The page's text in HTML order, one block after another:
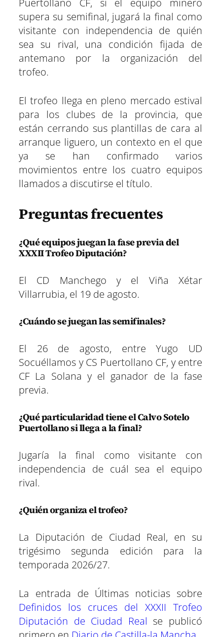
supera su semifinal, jugará la final como
visitante con independencia de quién
sea su rival, una condición fijada de
antemano por la organización del
trofeo.
El trofeo llega en pleno mercado estival
para los clubes de la provincia, que
están cerrando sus plantillas de cara al
arranque liguero, un contexto en el que
ya se han confirmado varios
movimientos entre los cuatro equipos
llamados a discutirse el título.
Preguntas frecuentes
¿Qué equipos juegan la fase previa del
XXXII Trofeo Diputación?
El CD Manchego y el Viña Xétar
Villarrubia, el 19 de agosto.
¿Cuándo se juegan las semifinales?
El 26 de agosto, entre Yugo UD
Socuéllamos y CS Puertollano CF, y entre
CF La Solana y el ganador de la fase
previa.
¿Qué particularidad tiene el Calvo Sotelo
Puertollano si llega a la final?
Jugaría la final como visitante con
independencia de cuál sea el equipo
rival.
¿Quién organiza el trofeo?
La Diputación de Ciudad Real, en su
trigésimo segunda edición para la
temporada 2026/27.
La entrada de Últimas noticias sobre
Definidos los cruces del XXXII Trofeo
Diputación de Ciudad Real se publicó